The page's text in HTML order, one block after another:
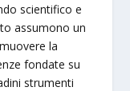
scientifico e
assumono un
la
fondate su
strumenti